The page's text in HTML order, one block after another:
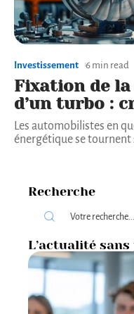
Investissement 6 min read
Fixation de
d’un turbo :
Les automobilistes en
énergétique se tournent
Recherche
L’actualité sans